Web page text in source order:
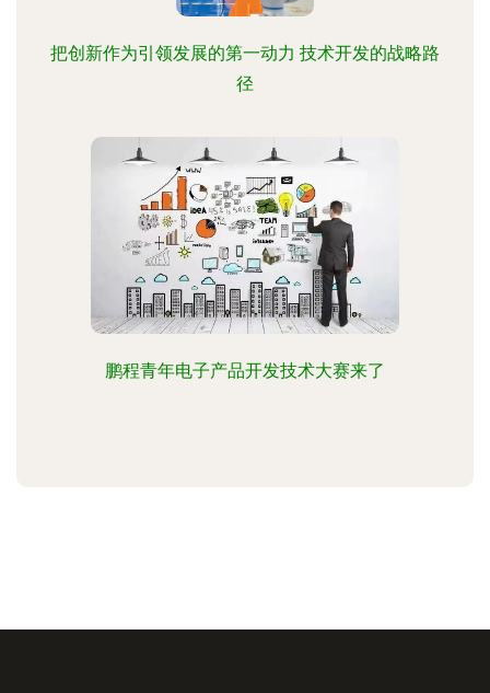
把创新作为引领发展的第一动力 技术开发的战略路
径
鹏程青年电子产品开发技术大赛来了